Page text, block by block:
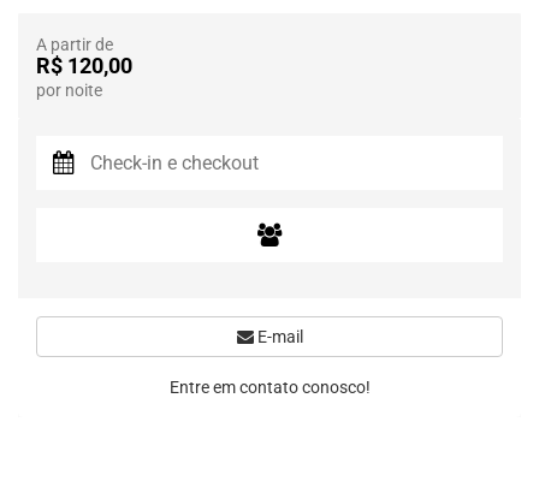
A partir de
R$ 120,00
por noite
E-mail
Entre em contato conosco!